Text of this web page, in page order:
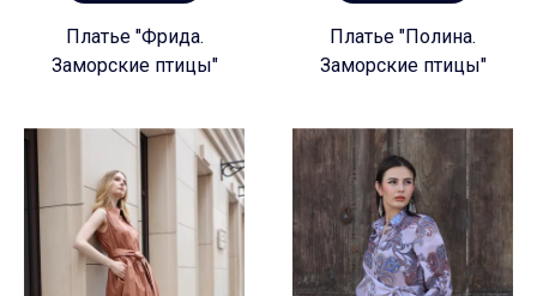
Платье "Фрида.
Заморские птицы"
Платье "Полина.
Заморские птицы"